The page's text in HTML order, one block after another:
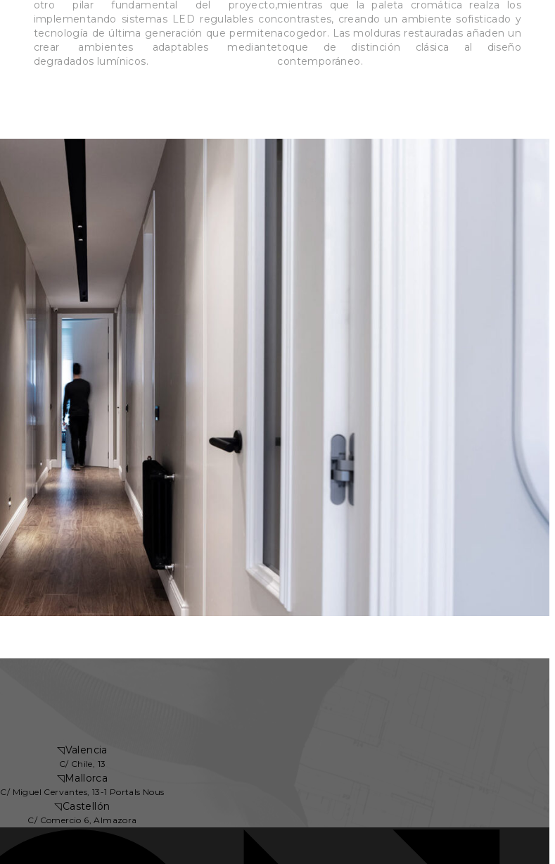
otro pilar fundamental del proyecto,
implementando sistemas LED regulables con
tecnología de última generación que permiten
crear ambientes adaptables mediante
degradados lumínicos.
mientras que la paleta cromática realza los
contrastes, creando un ambiente sofisticado y
acogedor. Las molduras restauradas añaden un
toque de distinción clásica al diseño
contemporáneo.
◹Valencia
C/ Chile, 13
◹Mallorca
C/ Miguel Cervantes, 13-1 Portals Nous
◹Castellón
C/ Comercio 6, Almazora